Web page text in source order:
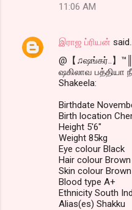
11:06 AM
இராஜ ப்ரியன் said…
@【♫ஷங்கர்..】
ஷகிலாவ பத்தியா
Shakeela:
Birthdate
Birth location
Height 5'6"
Weight 85kg
Eye colour Black
Hair colour Brown
Skin colour Brown
Blood type A+
Ethnicity South
Alias(es) Shakku